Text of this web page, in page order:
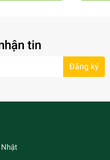
tin
Đăng ký